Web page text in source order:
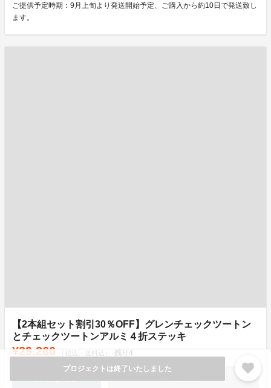
プロジェクトは終了いたしました favorite
ご提供予定時期：9月上旬より発送開始予定、ご購入から約10日で発送致し
ます。
【2本組セット割引30％OFF】グレンチェックツートン
とチェックツートンアルミ４折ステッキ
¥29,260 （税込・送料込） 残り 4